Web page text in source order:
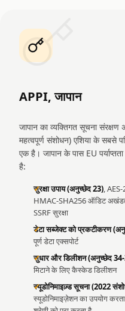
APPI, जापान
जापान का व्यक्तिगत सूचना
महत्वपूर्ण संशोधन) एशिया के सबसे
एक है। जापान के पास EU
है:
सुरक्षा उपाय (अनुच्छेद 23) ,
HMAC-SHA256 ऑडिट
SSRF सुरक्षा
डेटा सब्जेक्ट को प्रकटीकरण
पूर्ण डेटा एक्सपोर्ट
सुधार और डिलीशन (अनुच्छेद
मिटाने के लिए कैस्केड डिलीशन
स्यूडोनिमाइज़्ड सूचना (2022
स्यूडोनिमाइज़ेशन का उपयोग